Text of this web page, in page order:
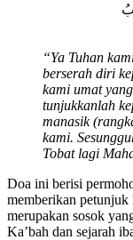
“Ya Tuhan
berserah diri
kami umat
tunjukkanlah
manasik
kami.
Tobat lagi
Doa ini berisi
memberikan
merupakan sosok
Ka’bah dan sejarah